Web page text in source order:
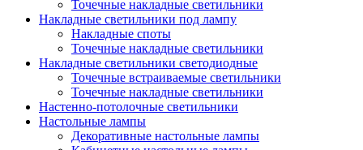
Точечные накладные светильники
Накладные светильники под лампу
Накладные споты
Точечные накладные светильники
Накладные светильники светодиодные
Точечные встраиваемые светильники
Точечные накладные светильники
Настенно-потолочные светильники
Настольные лампы
Декоративные настольные лампы